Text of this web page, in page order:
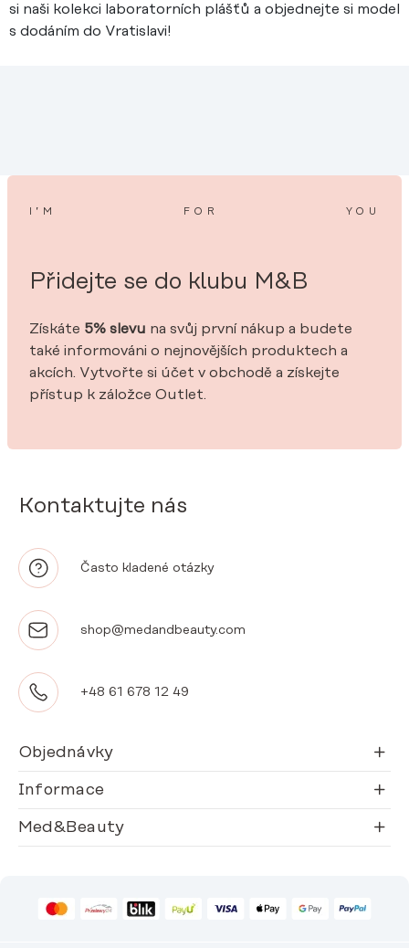
si naši kolekci laboratorních plášťů a objednejte si model
s dodáním do Vratislavi!
Kontaktujte nás
Často kladené otázky
shop@medandbeauty.com
+48 61 678 12 49
Objednávky
Informace
Med&Beauty
I’M FOR YOU
Přidejte se do klubu M&B
Získáte 5% slevu na svůj první nákup a budete
také informováni o nejnovějších produktech a
akcích. Vytvořte si účet v obchodě a získejte
přístup k záložce Outlet.